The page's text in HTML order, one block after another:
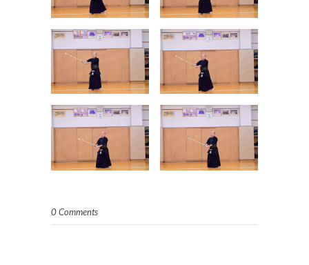
0 Comments